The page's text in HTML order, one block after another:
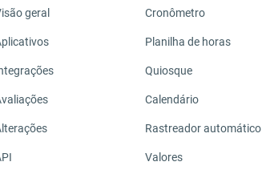
geral Cronômetro
Planilha de horas
Quiosque
Calendário
Rastreador automático
Valores